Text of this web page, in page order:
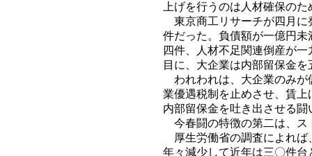
上げを行うのは人材確保の
東京商工リサーチが四月に
件だった。負債額が一億円
四件、人材不足関連倒産が
目に、大企業は内部留保金
われわれは、大企業のみが
業優遇税制を止めさせ、賃
内部留保金を吐き出させる
今春闘の特徴の第二は、ス
厚生労働省の調査によれば
年々減少して近年は三〇件